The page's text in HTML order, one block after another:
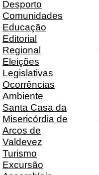
Desporto
Comunidades
Educação
Editorial
Regional
Eleições
Legislativas
Ocorrências
Ambiente
Santa Casa da
Misericórdia de
Arcos de
Valdevez
Turismo
Excursão